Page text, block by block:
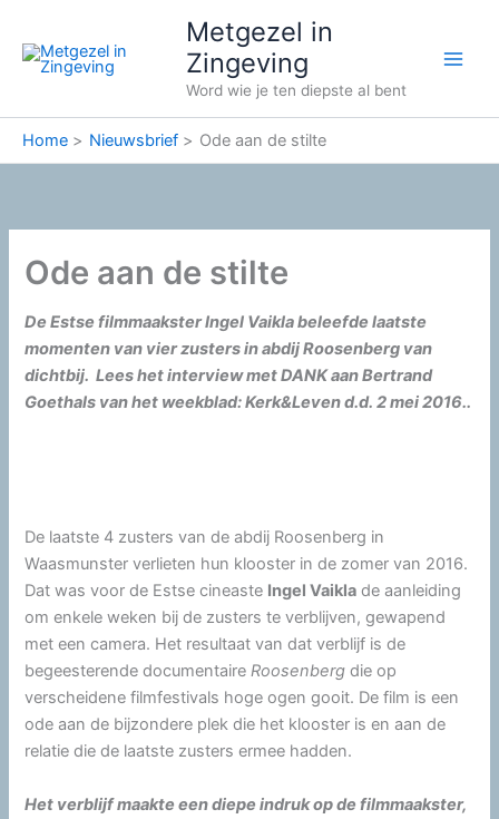
naar
Metgezel in
Zingeving
Word wie je ten diepste al bent
Home Nieuwsbrief Ode aan de stilte
Ode aan de stilte
De Estse filmmaakster Ingel Vaikla beleefde laatste
momenten van vier zusters in abdij Roosenberg van
dichtbij. Lees het interview met DANK aan Bertrand
Goethals van het weekblad: Kerk&Leven d.d. 2 mei 2016..
De laatste 4 zusters van de abdij Roosenberg in
Waasmunster verlieten hun klooster in de zomer van 2016.
Dat was voor de Estse cineaste Ingel Vaikla de aanleiding
om enkele weken bij de zusters te verblijven, gewapend
met een camera. Het resultaat van dat verblijf is de
begeesterende documentaireRoosenberg die op
verscheidene filmfestivals hoge ogen gooit. De film is een
ode aan de bijzondere plek die het klooster is en aan de
relatie die de laatste zusters ermee hadden.
Het verblijf maakte een diepe indruk op de filmmaakster,